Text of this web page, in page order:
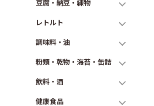
豆腐・納豆・練物
レトルト
調味料・油
粉類・乾物・海苔・缶詰
飲料・酒
健康食品